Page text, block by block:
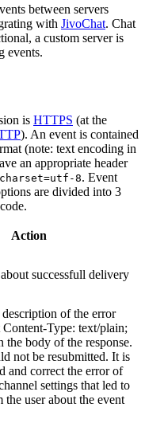
between servers
with JivoChat. Chat
a custom server is
events.
is HTTPS (at the
). An event is contained
(note: text encoding in
an appropriate header
8. Event
are divided into 3
Action
successfull delivery
of the error
Type: text/plain;
the body of the response.
not be resubmitted. It is
and correct the error of
settings that led to
the user about the event